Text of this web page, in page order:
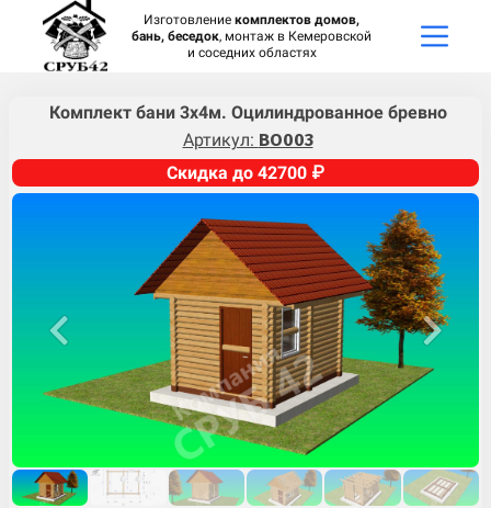
Изготовление комплектов домов,
бань, беседок, монтаж в Кемеровской
и соседних областях
Комплект бани 3х4м. Оцилиндрованное бревно
Артикул: BO003
Скидка до 42700 ₽